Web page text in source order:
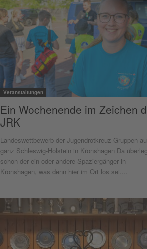
Veranstaltungen
Ein Wochenende im Zeichen
JRK
Landeswettbewerb der Jugendrotkreuz-Gruppen
ganz Schleswig-Holstein in Kronshagen Da
schon der ein oder andere Spaziergänger in
Kronshagen, was denn hier im Ort los sei....